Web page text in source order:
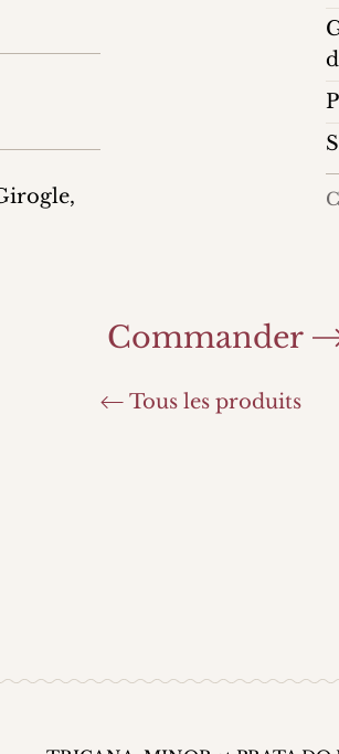
Commander
Tous les produits